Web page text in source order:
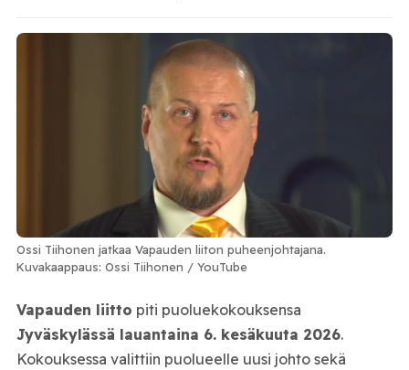
Ossi Tiihonen jatkaa Vapauden liiton puheenjohtajana.
Kuvakaappaus: Ossi Tiihonen / YouTube
Vapauden liitto piti puoluekokouksensa
Jyväskylässä lauantaina 6. kesäkuuta 2026.
Kokouksessa valittiin puolueelle uusi johto sekä